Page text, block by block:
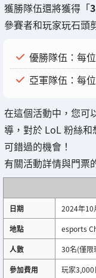
獲勝隊伍還將獲得「
參賽者和玩家玩石頭
優勝隊伍：每
亞軍隊伍：每
在這個活動中，您可
導，對於 LoL 粉絲
可錯過的機會！
有關活動詳情與門票
日期
2024年10
地點
esports
人數
30名(僅
參加費用
玩家